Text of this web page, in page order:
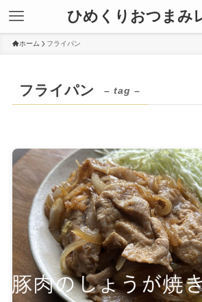
ひめくりおつまみ
ホーム フライパン
フライパン – tag –